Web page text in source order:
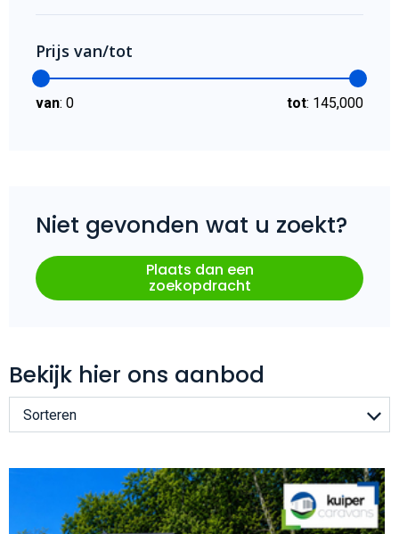
Bekijk hier ons aanbod
Sorteren
Prijs van/tot
van: 0 tot: 145,000
Niet gevonden wat u zoekt?
Plaats dan een
zoekopdracht